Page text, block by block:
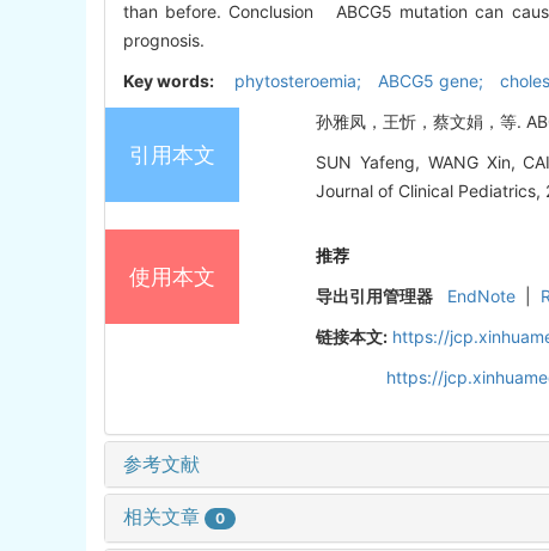
than before. Conclusion ABCG5 mutation can
prognosis.
Key words:
phytosteroemia; ABCG5 gene;
引用本文
孙雅凤，王忻，蔡文娟，等.
SUN Yafeng, WANG Xin,
Journal of Clinical
使用本文
推荐
导出引用管理器
EndNote
链接本文: https://
https://
参考文献
相关文章 0